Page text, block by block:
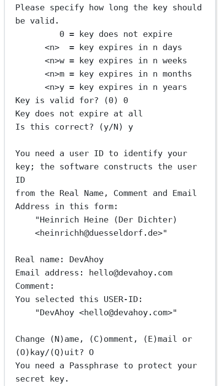
Please specify how long the key should
be valid.
0 = key does not expire
<n>  = key expires in n days
<n>w = key expires in n weeks
<n>m = key expires in n months
<n>y = key expires in n years
Key is valid for? (0) 0
Key does not expire at all
Is this correct? (y/N) y
You need a user ID to identify your
key; the software constructs the user
ID
from the Real Name, Comment and Email
Address in this form:
"Heinrich Heine (Der Dichter)
<heinrichh@duesseldorf.de>"
Real name: DevAhoy
Email address: hello@devahoy.com
Comment:
You selected this USER-ID:
"DevAhoy <hello@devahoy.com>"
Change (N)ame, (C)omment, (E)mail or
(O)kay/(Q)uit? O
You need a Passphrase to protect your
secret key.